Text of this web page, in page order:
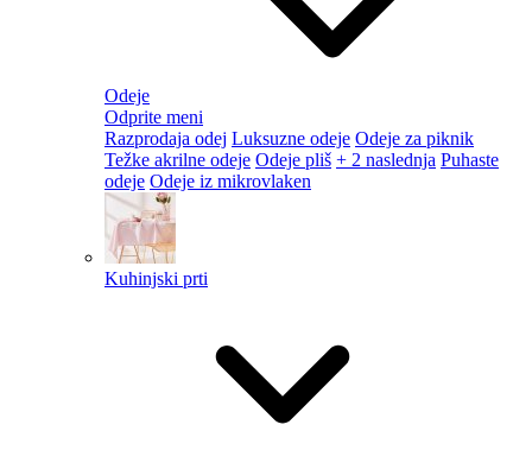
Odeje
Odprite meni
Razprodaja odej Luksuzne odeje Odeje za piknik
Težke akrilne odeje Odeje pliš + 2 naslednja Puhaste
odeje Odeje iz mikrovlaken
Kuhinjski prti